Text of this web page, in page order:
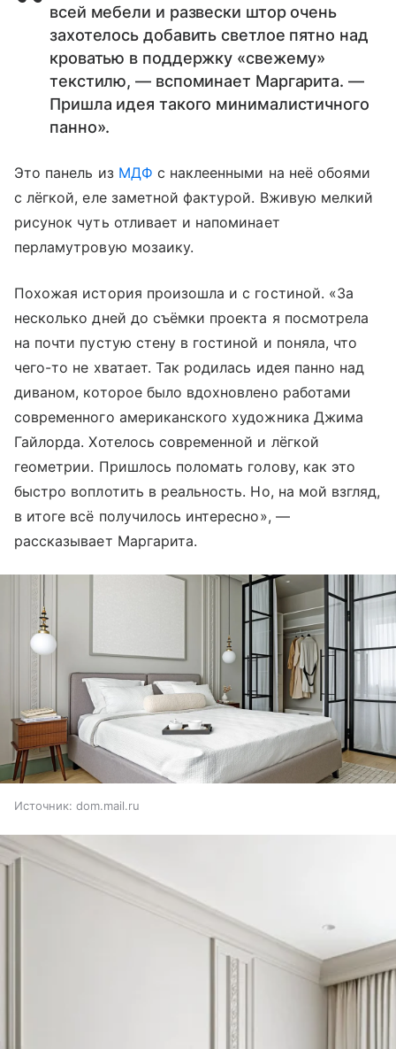
всей мебели и развески штор очень
захотелось добавить светлое пятно над
кроватью в поддержку «свежему»
текстилю, — вспоминает Маргарита. —
Пришла идея такого минималистичного
панно».
Это панель из МДФ с наклеенными на неё обоями
с лёгкой, еле заметной фактурой. Вживую мелкий
рисунок чуть отливает и напоминает
перламутровую мозаику.
Похожая история произошла и с гостиной. «За
несколько дней до съёмки проекта я посмотрела
на почти пустую стену в гостиной и поняла, что
чего-то не хватает. Так родилась идея панно над
диваном, которое было вдохновлено работами
современного американского художника Джима
Гайлорда. Хотелось современной и лёгкой
геометрии. Пришлось поломать голову, как это
быстро воплотить в реальность. Но, на мой взгляд,
в итоге всё получилось интересно», —
рассказывает Маргарита.
Источник: dom.mail.ru